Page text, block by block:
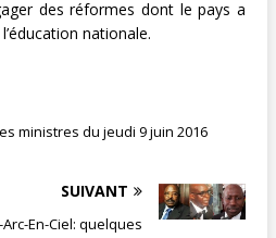
des réformes dont le pays a
nationale.
ministres du jeudi 9 juin 2016
SUIVANT
En-Ciel: quelques